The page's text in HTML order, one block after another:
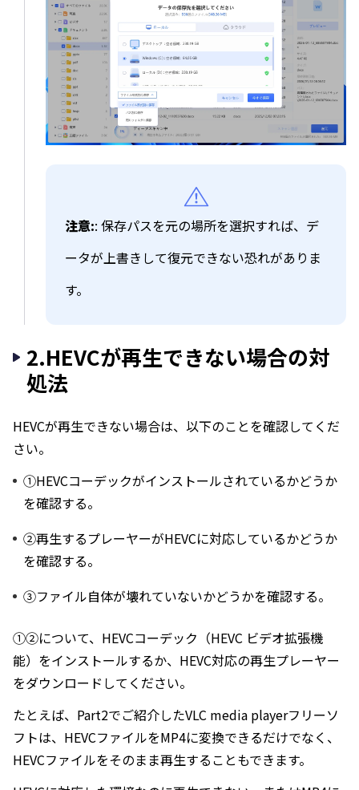
注意:: 保存パスを元の場所を選択すれば、デ
ータが上書きして復元できない恐れがありま
す。
2.HEVCが再生できない場合の対
処法
HEVCが再生できない場合は、以下のことを確認してくだ
さい。
①HEVCコーデックがインストールされているかどうか
を確認する。
②再生するプレーヤーがHEVCに対応しているかどうか
を確認する。
③ファイル自体が壊れていないかどうかを確認する。
①②について、HEVCコーデック（HEVC ビデオ拡張機
能）をインストールするか、HEVC対応の再生プレーヤー
をダウンロードしてください。
たとえば、Part2でご紹介したVLC media playerフリーソ
フトは、HEVCファイルをMP4に変換できるだけでなく、
HEVCファイルをそのまま再生することもできます。